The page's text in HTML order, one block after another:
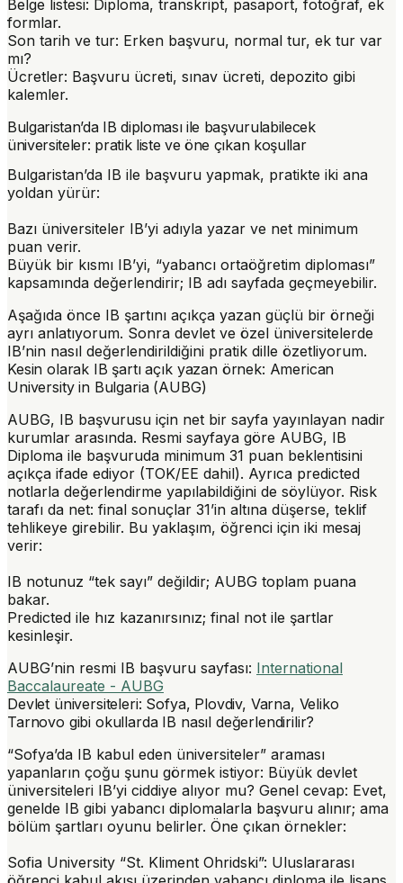
Belge listesi: Diploma, transkript, pasaport, fotoğraf, ek
formlar.
Son tarih ve tur: Erken başvuru, normal tur, ek tur var
mı?
Ücretler: Başvuru ücreti, sınav ücreti, depozito gibi
kalemler.
Bulgaristan’da IB diploması ile başvurulabilecek
üniversiteler: pratik liste ve öne çıkan koşullar
Bulgaristan’da IB ile başvuru yapmak, pratikte iki ana
yoldan yürür:
Bazı üniversiteler IB’yi adıyla yazar ve net minimum
puan verir.
Büyük bir kısmı IB’yi, “yabancı ortaöğretim diploması”
kapsamında değerlendirir; IB adı sayfada geçmeyebilir.
Aşağıda önce IB şartını açıkça yazan güçlü bir örneği
ayrı anlatıyorum. Sonra devlet ve özel üniversitelerde
IB’nin nasıl değerlendirildiğini pratik dille özetliyorum.
Kesin olarak IB şartı açık yazan örnek: American
University in Bulgaria (AUBG)
AUBG, IB başvurusu için net bir sayfa yayınlayan nadir
kurumlar arasında. Resmi sayfaya göre AUBG, IB
Diploma ile başvuruda minimum 31 puan beklentisini
açıkça ifade ediyor (TOK/EE dahil). Ayrıca predicted
notlarla değerlendirme yapılabildiğini de söylüyor. Risk
tarafı da net: final sonuçlar 31’in altına düşerse, teklif
tehlikeye girebilir. Bu yaklaşım, öğrenci için iki mesaj
verir:
IB notunuz “tek sayı” değildir; AUBG toplam puana
bakar.
Predicted ile hız kazanırsınız; final not ile şartlar
kesinleşir.
AUBG’nin resmi IB başvuru sayfası: International
Baccalaureate - AUBG
Devlet üniversiteleri: Sofya, Plovdiv, Varna, Veliko
Tarnovo gibi okullarda IB nasıl değerlendirilir?
“Sofya’da IB kabul eden üniversiteler” araması
yapanların çoğu şunu görmek istiyor: Büyük devlet
üniversiteleri IB’yi ciddiye alıyor mu? Genel cevap: Evet,
genelde IB gibi yabancı diplomalarla başvuru alınır; ama
bölüm şartları oyunu belirler. Öne çıkan örnekler:
Sofia University “St. Kliment Ohridski”: Uluslararası